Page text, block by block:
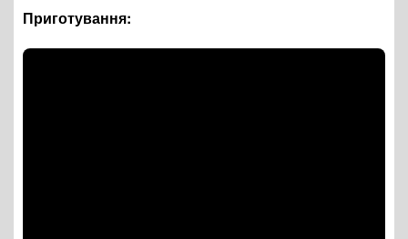
Приготування: